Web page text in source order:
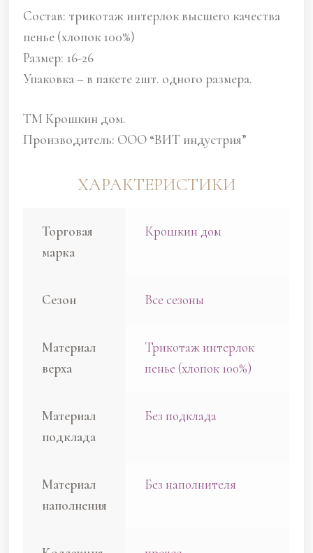
Состав: трикотаж интерлок высшего качества
пенье (хлопок 100%)
Размер: 16-26
Упаковка – в пакете 2шт. одного размера.
ТМ Крошкин дом.
Производитель: ООО “ВИТ индустрия”
ХАРАКТЕРИСТИКИ
Торговая
марка
Крошкин дом
Сезон Все сезоны
Материал
верха
Трикотаж интерлок
пенье (хлопок 100%)
Материал
подклада
Без подклада
Материал
наполнения
Без наполнителя